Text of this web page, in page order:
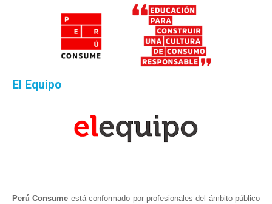
El Equipo
Perú Consume está conformado por profesionales del ámbito público